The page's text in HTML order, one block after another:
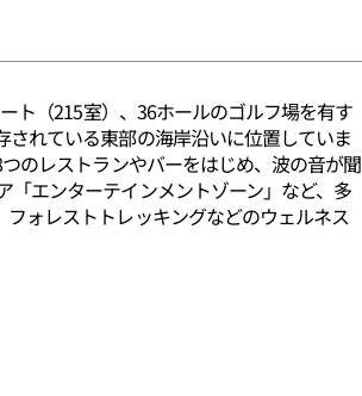
ト（215室）、36ホールのゴルフ場を有す
れている東部の海岸沿いに位置していま
のレストランやバーをはじめ、波の音が聞
エンターテインメントゾーン」など、多
ォレストトレッキングなどのウェルネス